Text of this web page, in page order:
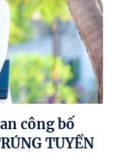
công bố
TUYỂN